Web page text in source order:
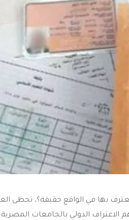
بها في الواقع حقيقة؟، تحظى
الاعتراف الدولي بالجامعات